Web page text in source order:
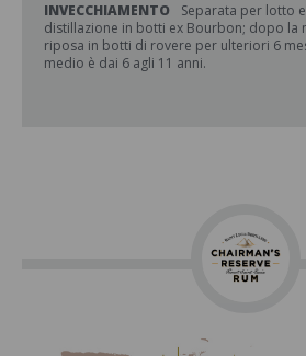
INVECCHIAMENTO
Separata per lotto
distillazione in botti ex Bourbon; dopo la
riposa in botti di rovere per ulteriori 6
medio è dai 6 agli 11 anni.